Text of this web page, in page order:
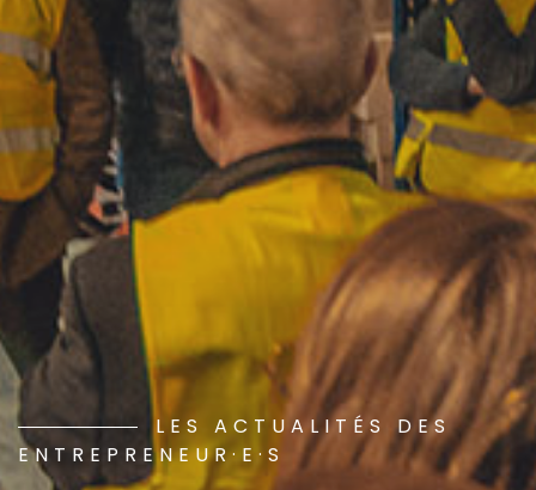
LES ACTUALITÉS DES
ENTREPRENEUR·E·S